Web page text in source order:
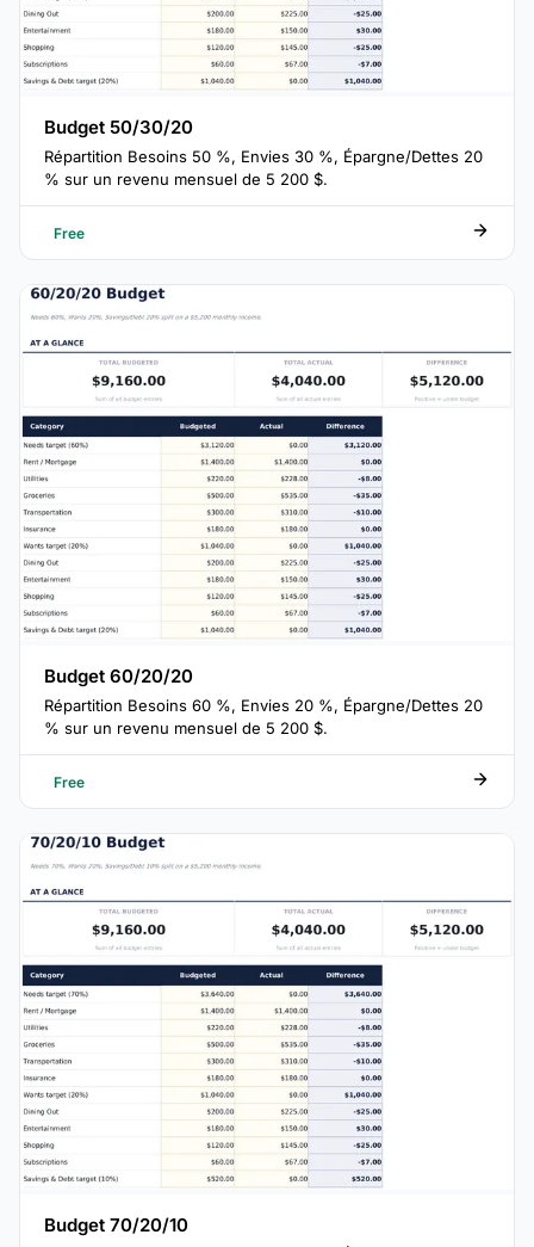
Budget 50/30/20
Répartition Besoins 50 %, Envies 30 %, Épargne/Dettes 20
% sur un revenu mensuel de 5 200 $.
Free
Budget 60/20/20
Répartition Besoins 60 %, Envies 20 %, Épargne/Dettes 20
% sur un revenu mensuel de 5 200 $.
Free
Budget 70/20/10